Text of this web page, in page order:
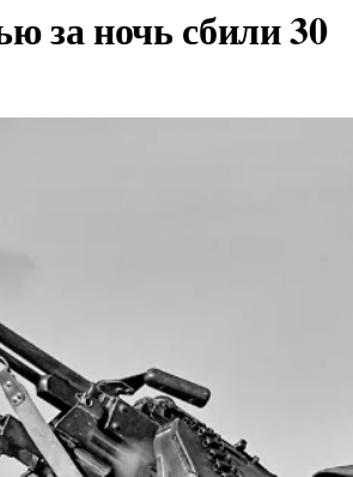
за ночь сбили 30